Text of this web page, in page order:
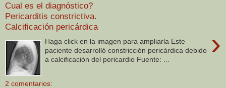
Cual es el diagnóstico?
Pericarditis constrictiva.
Calcificación pericárdica
›
Haga click en la imagen para ampliarla Este
paciente desarrolló constricción pericárdica debido
a calcificación del pericardio Fuente: ...
2 comentarios: